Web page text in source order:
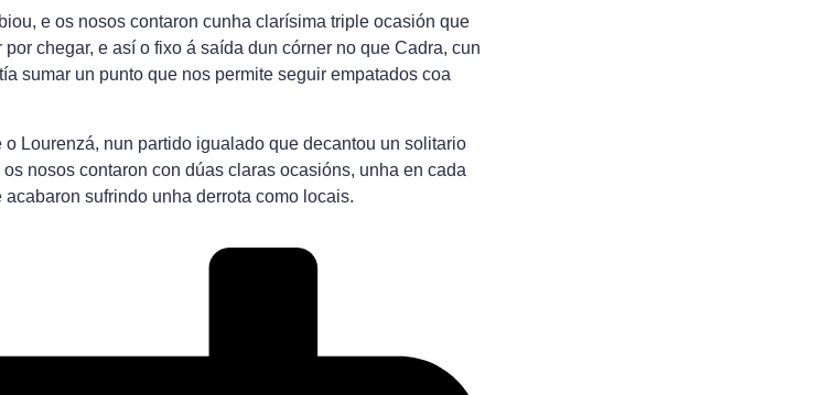
e os nosos contaron cunha clarísima triple ocasión que
chegar, e así o fixo á saída dun córner no que Cadra, cun
sumar un punto que nos permite seguir empatados coa
Lourenzá, nun partido igualado que decantou un solitario
nosos contaron con dúas claras ocasións, unha en cada
sufrindo unha derrota como locais.